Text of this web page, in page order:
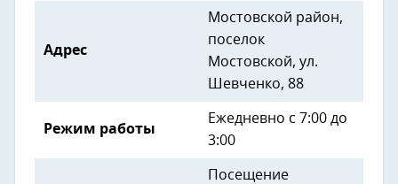
Адрес
Мостовской район,
поселок
Мостовской, ул.
Шевченко, 88
Режим работы
Ежедневно с 7:00 до
3:00
Посещение